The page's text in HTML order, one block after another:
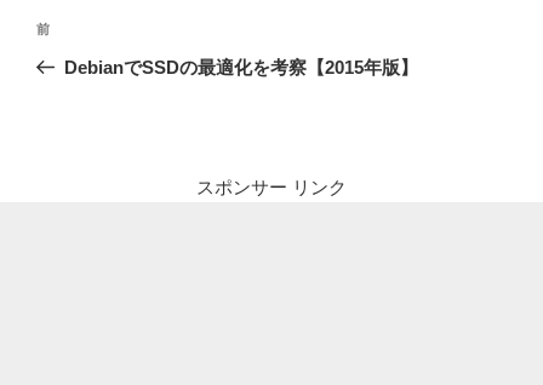
投
前
の
前
DebianでSSDの最適化を考察【2015年版】
スポンサー リンク